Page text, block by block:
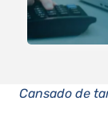
Cansado de